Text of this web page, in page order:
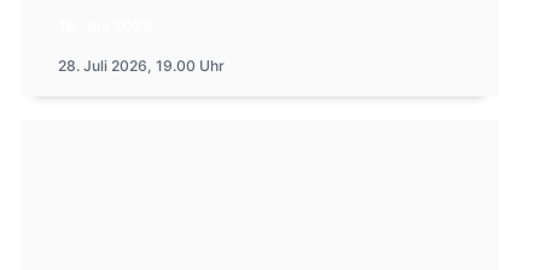
28. Juli 2026, 19.00 Uhr